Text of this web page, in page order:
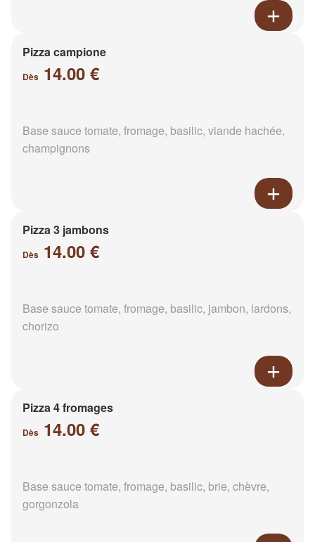
Pizza campione
Dès 14.00 €
Base sauce tomate, fromage, basilic, viande hachée,
champignons
Pizza 3 jambons
Dès 14.00 €
Base sauce tomate, fromage, basilic, jambon, lardons,
chorizo
Pizza 4 fromages
Dès 14.00 €
Base sauce tomate, fromage, basilic, brie, chèvre,
gorgonzola